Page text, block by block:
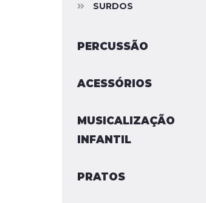
SURDOS
PERCUSSÃO
ACESSÓRIOS
MUSICALIZAÇÃO
INFANTIL
PRATOS